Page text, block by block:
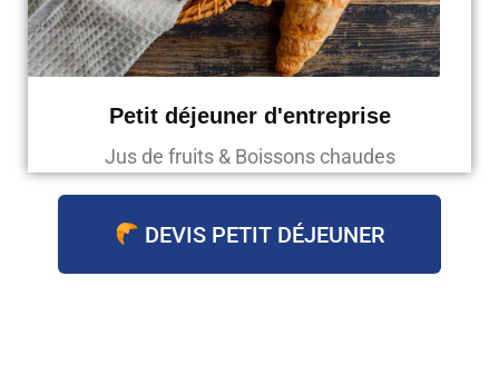
Petit déjeuner d'entreprise
Jus de fruits & Boissons chaudes
DEVIS PETIT DÉJEUNER